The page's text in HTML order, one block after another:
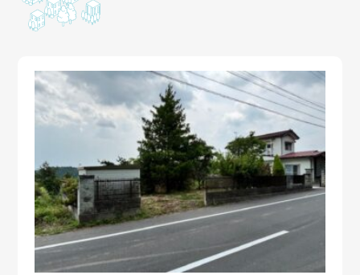
買取実績
借りたい
マンション・アパート
一戸建て
事業用・駐車場
会社案内
お知らせ
スタッフブログ
売却相談・見積